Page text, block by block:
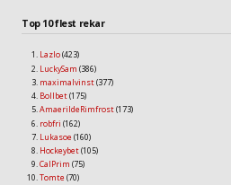
Top 10 flest rekar
Lazlo(423)
LuckySam (386)
maximalvinst(377)
Bollbet(175)
AmaerildeRimfrost(173)
robfri (162)
Lukasoe (160)
Hockeybet(105)
CalPrim (75)
Tomte (70)